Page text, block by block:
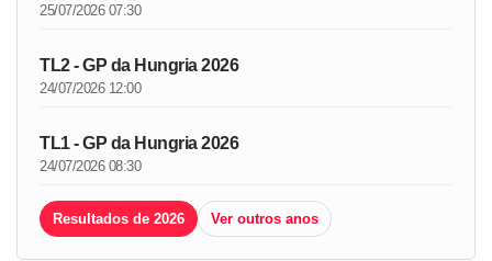
25/07/2026 07:30
TL2 - GP da Hungria 2026
24/07/2026 12:00
TL1 - GP da Hungria 2026
24/07/2026 08:30
Resultados de 2026 Ver outros anos